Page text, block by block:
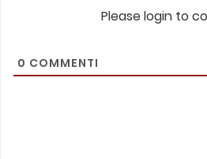
Please login to
0 COMMENTI